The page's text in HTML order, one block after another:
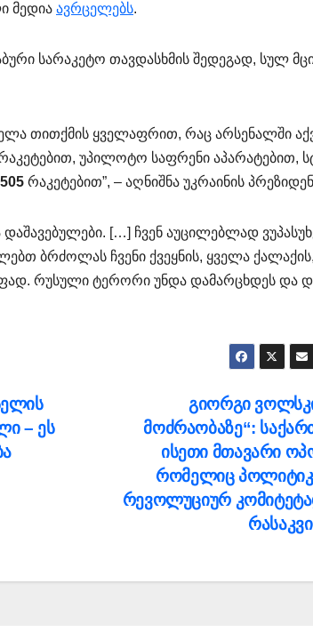
მედია ავრცელებს.
სარაკეტო თავდასხმის შედეგად, სულ
თითქმის ყველაფრით, რაც არსენალში
უპილოტო საფრენი აპარატებით,
რაკეტებით”, – აღნიშნა უკრაინის
[…] ჩვენ აუცილებლად
ბრძოლას ჩვენი ქვეყნის, ყველა
რუსული ტერორი უნდა დამარცხდეს და
გიორგი
მოძრაობაზე“:
ისეთი მთავარი
რომელიც
რევოლუციურ
– ეს